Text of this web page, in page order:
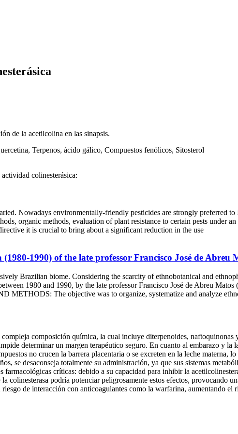
de la acetilcolina en las sinapsis.
Terpenos, ácido gálico, Compuestos fenólicos, Sitosterol
colinesterásica:
Nowadays environmentally-friendly pesticides are strongly preferred
organic methods, evaluation of plant resistance to certain pests under
it is crucial to bring about a significant reduction in the use
1990) of the late professor Francisco José de Abreu
Brazilian biome. Considering the scarcity of ethnobotanical and
1980 and 1990, by the late professor Francisco José de Abreu
METHODS: The objective was to organize, systematize and analyze
composición química, la cual incluye diterpenoides, naftoquinonas
determinar un margen terapéutico seguro. En cuanto al embarazo y la
no crucen la barrera placentaria o se excreten en la leche materna,
se desaconseja totalmente su administración, ya que sus sistemas
críticas: debido a su capacidad para inhibir la
podría potenciar peligrosamente estos efectos, provocando
de interacción con anticoagulantes como la warfarina, aumentando el